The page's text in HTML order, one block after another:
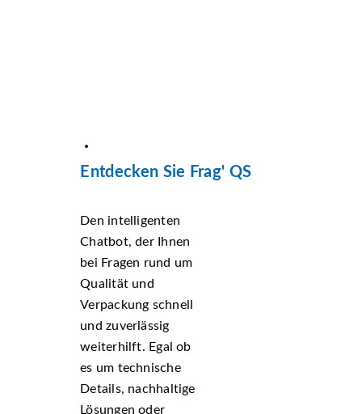
Entdecken Sie Frag' QS
Den intelligenten
Chatbot, der Ihnen
bei Fragen rund um
Qualität und
Verpackung schnell
und zuverlässig
weiterhilft. Egal ob
es um technische
Details, nachhaltige
Lösungen oder